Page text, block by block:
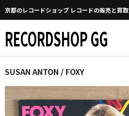
京都のレコードショップ レコードの販売と買取
RECORDSHOP GG
Home
マイページ
GGについて
SUSAN ANTON / FOXY